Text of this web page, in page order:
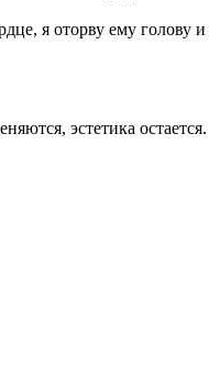
я оторву ему голову
эстетика остается.